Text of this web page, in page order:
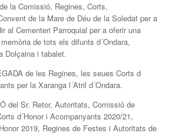
la Comissió, Regines, Corts,
de la Mare de Déu de la Soledat per a
al Cementeri Parroquial per a oferir una
de tots els difunts d´Ondara,
Dolçaina i tabalet.
de les Regines, les seues Corts d
per la Xaranga l´Atril d´Ondara.
del Sr. Retor, Autoritats, Comissió de
d´Honor i Acompanyants 2020/21,
2019, Regines de Festes i Autoritats de